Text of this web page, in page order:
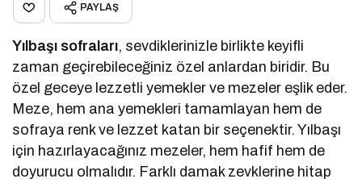
PAYLAŞ
Yılbaşı sofraları, sevdiklerinizle birlikte keyifli
zaman geçirebileceğiniz özel anlardan biridir. Bu
özel geceye lezzetli yemekler ve mezeler eşlik eder.
Meze, hem ana yemekleri tamamlayan hem de
sofraya renk ve lezzet katan bir seçenektir. Yılbaşı
için hazırlayacağınız mezeler, hem hafif hem de
doyurucu olmalıdır. Farklı damak zevklerine hitap